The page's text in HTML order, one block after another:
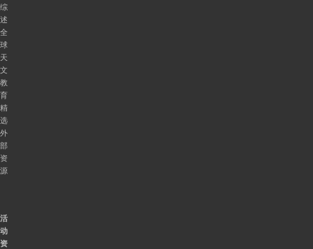
综
述
全
球
天
文
教
育
精
选
外
部
资
源
活
动
资